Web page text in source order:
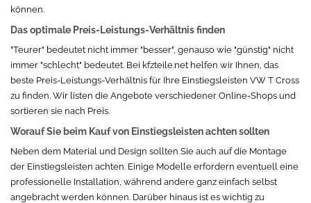
können.
Das optimale Preis-Leistungs-Verhältnis finden
"Teurer" bedeutet nicht immer "besser", genauso wie "günstig" nicht
immer "schlecht" bedeutet. Bei kfzteile.net helfen wir Ihnen, das
beste Preis-Leistungs-Verhältnis für Ihre Einstiegsleisten VW T Cross
zu finden. Wir listen die Angebote verschiedener Online-Shops und
sortieren sie nach Preis.
Worauf Sie beim Kauf von Einstiegsleisten achten sollten
Neben dem Material und Design sollten Sie auch auf die Montage
der Einstiegsleisten achten. Einige Modelle erfordern eventuell eine
professionelle Installation, während andere ganz einfach selbst
angebracht werden können. Darüber hinaus ist es wichtig zu